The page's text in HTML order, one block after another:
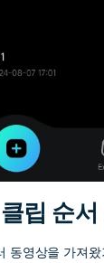
립 순서
동영상을 가져